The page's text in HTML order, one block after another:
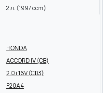
2 л. (1997 ccm)
HONDA
ACCORD IV (CB)
2.0 i 16V (CB3)
F20A4